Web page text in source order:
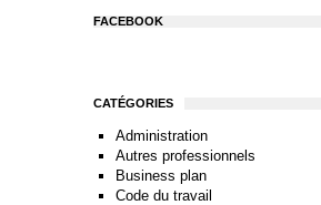
FACEBOOK
CATÉGORIES
Administration
Autres professionnels
Business plan
Code du travail